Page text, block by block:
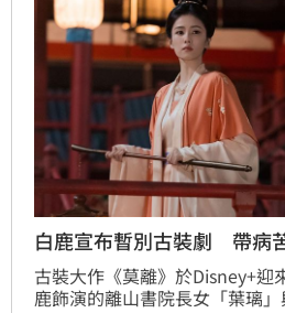
白鹿宣布暫別古裝劇 帶病
古裝大作《莫離》於Disney+迎
鹿飾演的離山書院長女「葉璃